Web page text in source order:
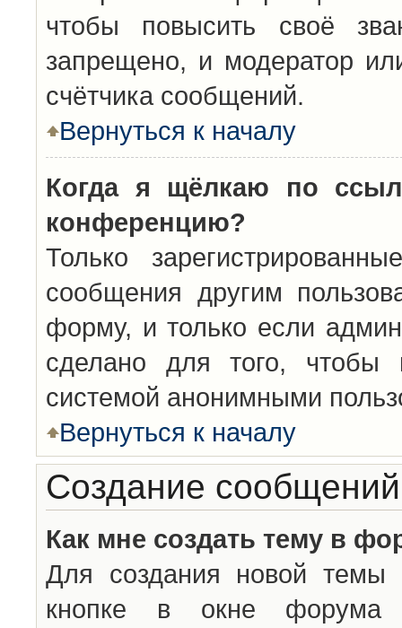
чтобы повысить своё
запрещено, и модератор
счётчика сообщений.
Вернуться к началу
Когда я щёлкаю по
конференцию?
Только
сообщения другим
форму, и только если
сделано для того, чтобы
системой анонимными
Вернуться к началу
Создание сообщений
Как мне создать тему в
Для создания новой темы
кнопке в окне